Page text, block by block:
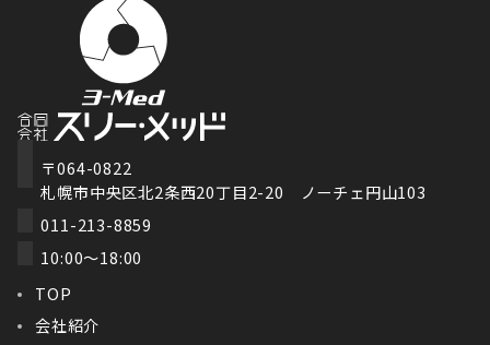
〒064-0822
札幌市中央区北2条西20丁目2-20 ノーチェ円山103
011-213-8859
10:00～18:00
TOP
会社紹介